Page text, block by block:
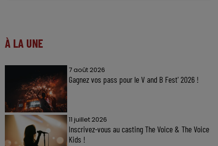
À LA UNE
7 août 2026
Gagnez vos pass pour le V and B Fest' 2026 !
11 juillet 2026
Inscrivez-vous au casting The Voice & The Voice
Kids !